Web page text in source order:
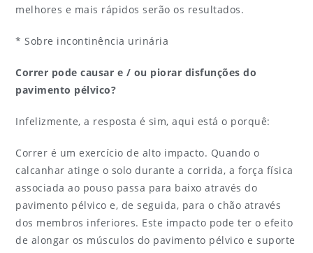
melhores e mais rápidos serão os resultados.
* Sobre incontinência urinária
Correr pode causar e / ou piorar disfunções do
pavimento pélvico?
Infelizmente, a resposta é sim, aqui está o porquê:
Correr é um exercício de alto impacto. Quando o
calcanhar atinge o solo durante a corrida, a força física
associada ao pouso passa para baixo através do
pavimento pélvico e, de seguida, para o chão através
dos membros inferiores. Este impacto pode ter o efeito
de alongar os músculos do pavimento pélvico e suporte